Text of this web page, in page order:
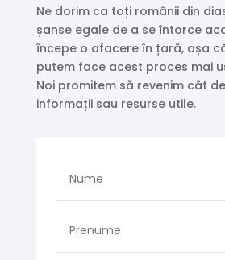
Ne dorim ca toți românii din
șanse egale de a se întorce
începe o afacere în țară, așa
putem face acest proces mai
Noi promitem să revenim cât
informații sau resurse utile.